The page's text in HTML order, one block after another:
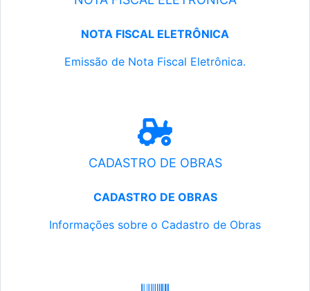
NOTA FISCAL ELETRÔNICA
Emissão de Nota Fiscal Eletrônica.
CADASTRO DE OBRAS
CADASTRO DE OBRAS
Informações sobre o Cadastro de Obras